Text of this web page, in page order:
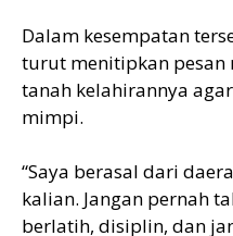
Dalam kesempatan
turut menitipkan pesan
tanah kelahirannya
mimpi.
“Saya berasal dari
kalian. Jangan pernah
berlatih, disiplin, dan